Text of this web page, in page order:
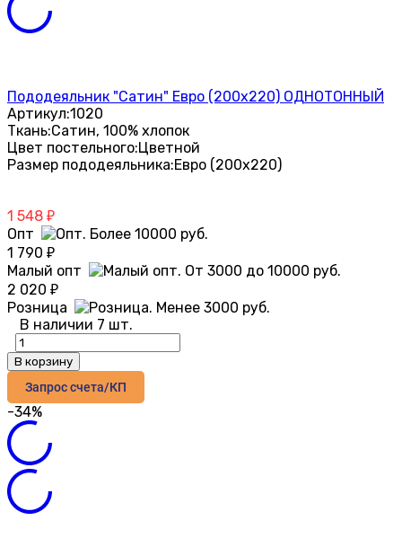
Пододеяльник "Сатин" Евро (200х220) ОДНОТОННЫЙ
Артикул:1020
Ткань:Сатин, 100% хлопок
Цвет постельного:Цветной
Размер пододеяльника:Евро (200х220)
1 548 ₽
Опт
1 790 ₽
Малый опт
2 020 ₽
Розница
В наличии 7 шт.
В корзину
Запрос счета/КП
-34%